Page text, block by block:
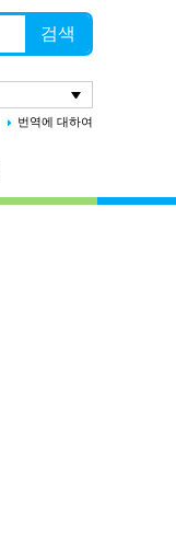
검색
번역에 대하여